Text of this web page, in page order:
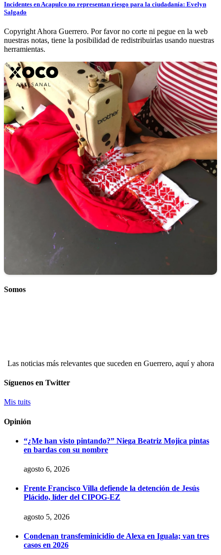
Incidentes en Acapulco no representan riesgo para la ciudadanía: Evelyn
Salgado
Copyright Ahora Guerrero. Por favor no corte ni pegue en la web
nuestras notas, tiene la posibilidad de redistribuirlas usando nuestras
herramientas.
Somos
Las noticias más relevantes que suceden en Guerrero, aquí y ahora
Síguenos en Twitter
Mis tuits
Opinión
“¿Me han visto pintando?” Niega Beatriz Mojica pintas
en bardas con su nombre
agosto 6, 2026
Frente Francisco Villa defiende la detención de Jesús
Plácido, líder del CIPOG-EZ
agosto 5, 2026
Condenan transfeminicidio de Alexa en Iguala; van tres
casos en 2026